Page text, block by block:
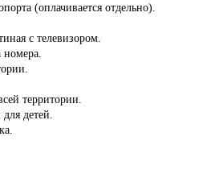
(оплачивается отдельно).
с телевизором.
номера.
территории.
детей.